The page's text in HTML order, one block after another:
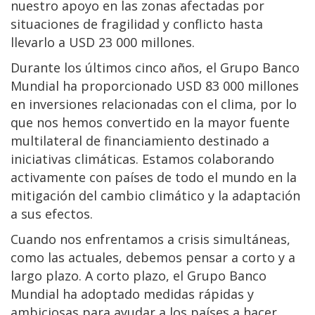
nuestro apoyo en las zonas afectadas por
situaciones de fragilidad y conflicto hasta
llevarlo a USD 23 000 millones.
Durante los últimos cinco años, el Grupo Banco
Mundial ha proporcionado USD 83 000 millones
en inversiones relacionadas con el clima, por lo
que nos hemos convertido en la mayor fuente
multilateral de financiamiento destinado a
iniciativas climáticas. Estamos colaborando
activamente con países de todo el mundo en la
mitigación del cambio climático y la adaptación
a sus efectos.
Cuando nos enfrentamos a crisis simultáneas,
como las actuales, debemos pensar a corto y a
largo plazo. A corto plazo, el Grupo Banco
Mundial ha adoptado medidas rápidas y